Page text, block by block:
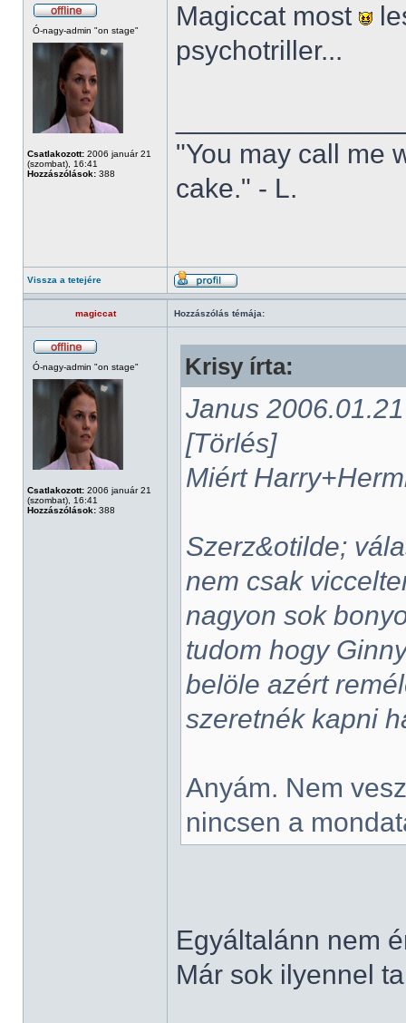
Ó-nagy-admin "on stage"
Csatlakozott: 2006 január 21
(szombat), 16:41
Hozzászólások: 388
Magiccat most
psychotriller...
"You may call me
cake." - L.
Vissza a tetejére
magiccat Hozzászólás témája:
Ó-nagy-admin "on stage"
Csatlakozott: 2006 január 21
(szombat), 16:41
Hozzászólások: 388
Krisy írta:
Janus
[Törlés]
Miért
Szerz&otilde;
nem csak
nagyon sok
tudom hogy
belöle azért
szeretnék kapni
Anyám. Nem
nincsen a
Egyáltalánn nem
Már sok ilyennel